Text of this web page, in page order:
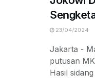
23/04/2024
Jakarta -
putusan
Hasil